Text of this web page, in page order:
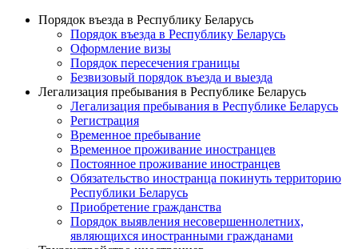
Порядок въезда в Республику Беларусь
Порядок въезда в Республику Беларусь
Оформление визы
Порядок пересечения границы
Безвизовый порядок въезда и выезда
Легализация пребывания в Республике Беларусь
Легализация пребывания в Республике Беларусь
Регистрация
Временное пребывание
Временное проживание иностранцев
Постоянное проживание иностранцев
Обязательство иностранца покинуть территорию
Республики Беларусь
Приобретение гражданства
Порядок выявления несовершеннолетних,
являющихся иностранными гражданами